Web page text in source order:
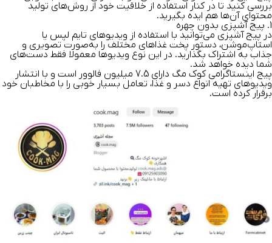
بررسی کنید تا در کنار استفاده از خلاقیت خود از روش‌های تولید
محتوای آن‌ها هم ایده بگیرید.
1. پیج آشپزی بدون چهره
در پیج آشپزی می‌توانید با استفاده از ویدیوهای تایم لپس یا
استاپ‌موشن، دستور پخت غذاهای مختلف را به‌صورت تصویری و
جذاب به اشتراک بگذارید. در این نوع ویدیوها معمولا فقط دست‌های
شما دیده خواهد شد.
پیج اینستاگرامی کوک مگ دارای 7.5 میلیون فالوور است و با انتشار
ویدیوهای تهیه انواع دسر و غذا، تعامل بسیار خوبی را با مخاطبان خود
برقرار کرده است.